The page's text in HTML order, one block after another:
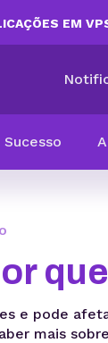
EM
Sucesso
e pode
mais